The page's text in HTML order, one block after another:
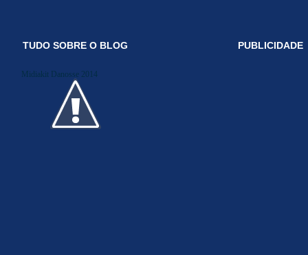
TUDO SOBRE O BLOG
Midiakit Danosse 2014
PUBLICIDADE